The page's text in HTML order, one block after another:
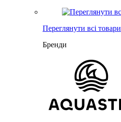
Переглянути всі товари
Бренди